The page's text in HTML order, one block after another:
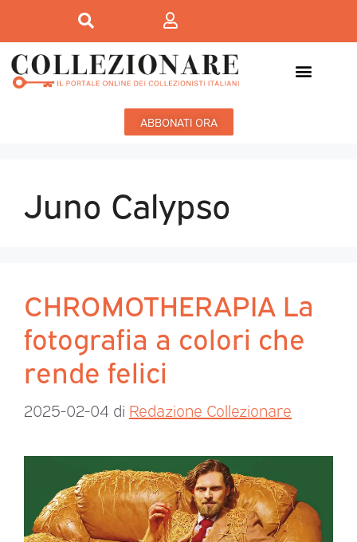
ABBONATI ORA
Juno Calypso
CHROMOTHERAPIA La
fotografia a colori che
rende felici
2025-02-04 di Redazione Collezionare